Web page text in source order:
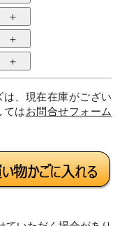
、現在在庫がござい
てはお問合せフォーム